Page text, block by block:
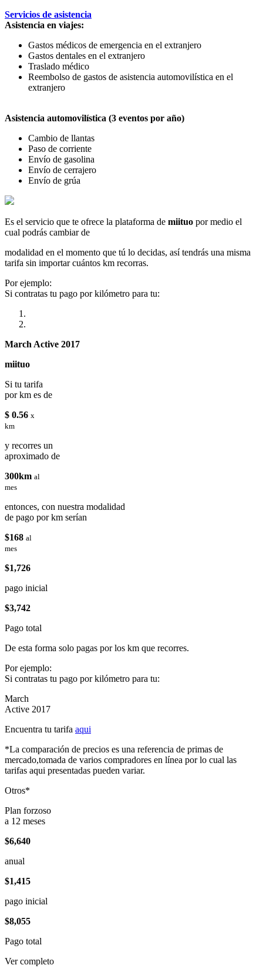
Servicios de asistencia
Asistencia en viajes:
Gastos médicos de emergencia en el extranjero
Gastos dentales en el extranjero
Traslado médico
Reembolso de gastos de asistencia automovilística en el
extranjero
Asistencia automovilística (3 eventos por año)
Cambio de llantas
Paso de corriente
Envío de gasolina
Envío de cerrajero
Envío de grúa
Es el servicio que te ofrece la plataforma de miituo por medio el
cual podrás cambiar de
modalidad en el momento que tú lo decidas, así tendrás una misma
tarifa sin importar cuántos km recorras.
Por ejemplo:
Si contratas tu pago por kilómetro para tu:
March Active 2017
miituo
Si tu tarifa
por km es de
$ 0.56 x
km
y recorres un
aproximado de
300km al
mes
entonces, con nuestra modalidad
de pago por km serían
$168 al
mes
$1,726
pago inicial
$3,742
Pago total
De esta forma solo pagas por los km que recorres.
Por ejemplo:
Si contratas tu pago por kilómetro para tu:
March
Active 2017
Encuentra tu tarifa aqui
*La comparación de precios es una referencia de primas de
mercado,tomada de varios compradores en línea por lo cual las
tarifas aqui presentadas pueden variar.
Otros*
Plan forzoso
a 12 meses
$6,640
anual
$1,415
pago inicial
$8,055
Pago total
Ver completo